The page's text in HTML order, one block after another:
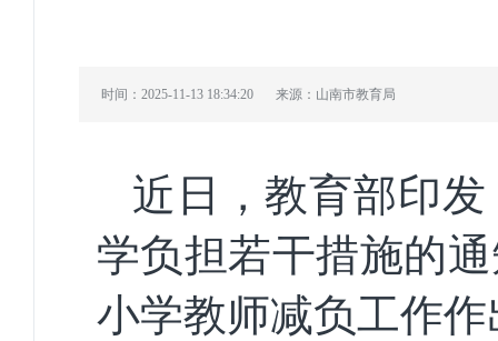
时间：2025-11-13 18:34:20 来源：山南市教育局
近日，教育部印
学负担若干措施的
小学教师减负工作